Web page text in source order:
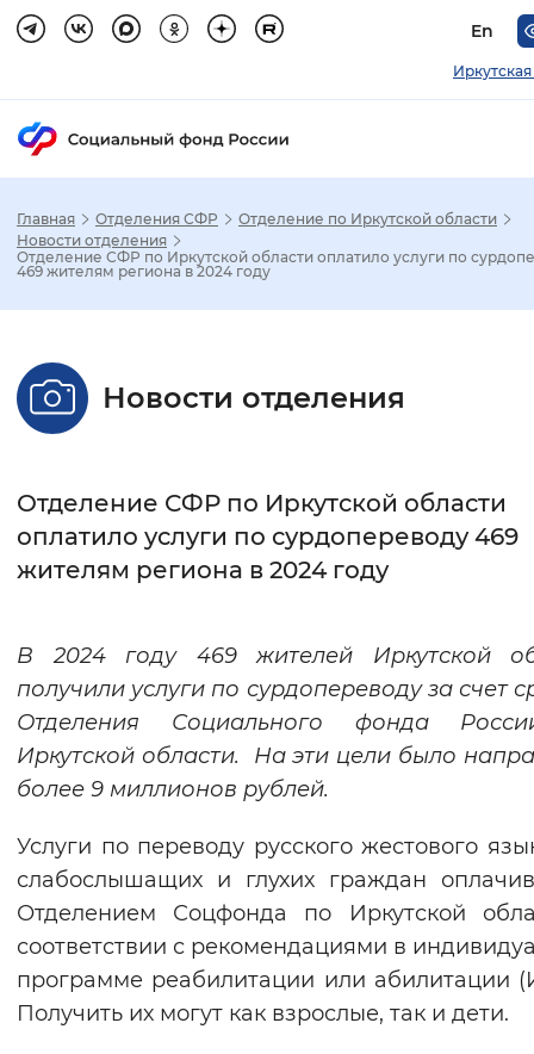
En
Стандартный Увеличенный
Без засечек С засечками
Интервал между буквами
Цвет сайта
Монохромный Инверсивный
Синий фон
Изображения
Включены Выключены
Звуковой ассистент
Воспроизвести Остановить
Главная Отделения СФР
Отделение по Иркутской области
Новости отделения
Отделение СФР по Иркутской области оплатило услуги по
469 жителям региона в 2024 году
Новости отделения
Отделение СФР по Иркутской области
оплатило услуги по сурдопереводу 469
жителям региона в 2024 году
В 2024 году 469 жителей Иркутской
получили услуги по сурдопереводу за счет
Отделения Социального фонда
Иркутской области. На эти цели было
более 9 миллионов рублей.
Услуги по переводу русского жестового
слабослышащих и глухих граждан
Отделением Соцфонда по Иркутской
соответствии с рекомендациями в
программе реабилитации или абилитации
Получить их могут как взрослые, так и дети.